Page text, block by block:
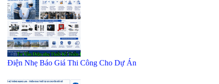
Điện Nhẹ Báo Giá Thi Công Cho Dự Án